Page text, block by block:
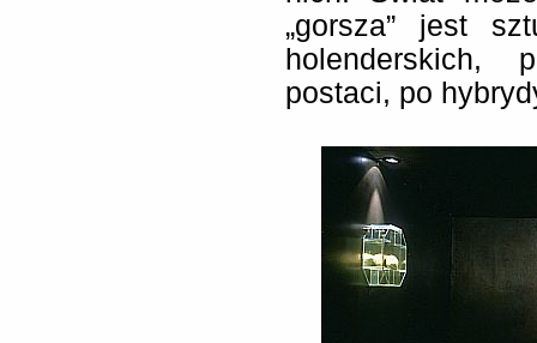
„gorsza” jest
holenderskich,
postaci, po